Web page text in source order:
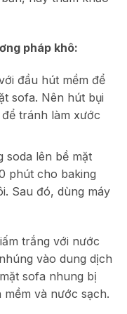
pháp khô:
đầu hút mềm để
sofa. Nên hút bụi
tránh làm xước
soda lên bề mặt
phút cho baking
Sau đó, dùng máy
trắng với nước
vào dung dịch
sofa nhung bị
và nước sạch.